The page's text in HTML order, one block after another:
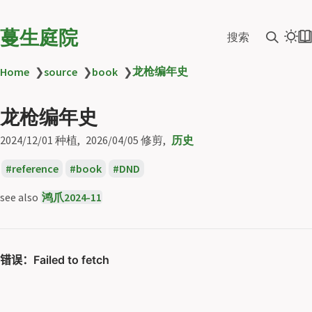
蔓生庭院 搜索
Home ❯source ❯book ❯龙枪编年史
龙枪编年史
2024/12/01 种植 2026/04/05 修剪 历史
reference book DND
see also 鸿爪2024-11